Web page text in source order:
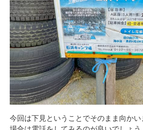
今回は下見ということでそのまま向か